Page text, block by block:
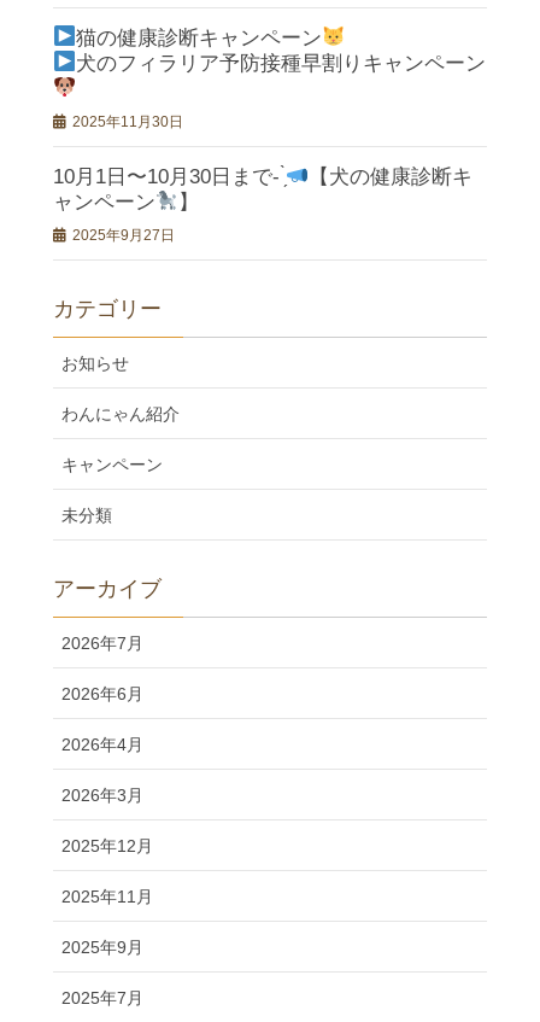
猫の健康診断キャンペーン
犬のフィラリア予防接種早割りキャンペーン
2025年11月30日
10月1日〜10月30日まで- ̗̀
【犬の健康診断キ
ャンペーン
】
2025年9月27日
カテゴリー
お知らせ
わんにゃん紹介
キャンペーン
未分類
アーカイブ
2026年7月
2026年6月
2026年4月
2026年3月
2025年12月
2025年11月
2025年9月
2025年7月